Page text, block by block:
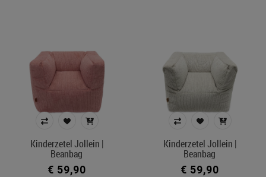
Kinderzetel Jollein |
Beanbag
€ 59,90
Kinderzetel Jollein |
Beanbag
€ 59,90